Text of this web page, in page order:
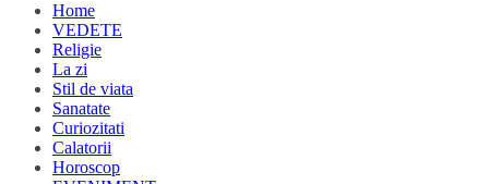
Home
VEDETE
Religie
La zi
Stil de viata
Sanatate
Curiozitati
Calatorii
Horoscop